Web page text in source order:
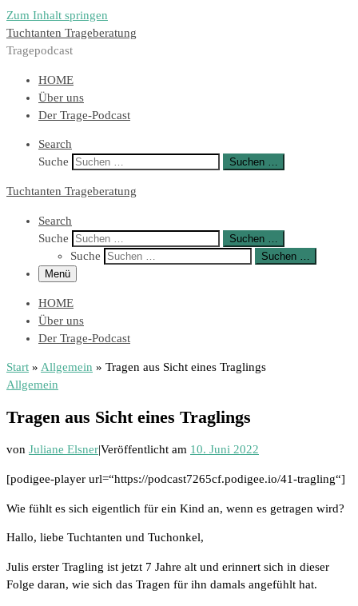
Zum Inhalt springen
Tuchtanten Trageberatung
Tragepodcast
HOME
Über uns
Der Trage-Podcast
Search
Suche
Suchen …
Tuchtanten Trageberatung
Search
Suche
Suchen …
Suche
Suchen …
Menü
HOME
Über uns
Der Trage-Podcast
Start » Allgemein » Tragen aus Sicht eines Traglings
Allgemein
Tragen aus Sicht eines Traglings
von Juliane Elsner|Veröffentlicht am 10. Juni 2022
[podigee-player url=“https://podcast7265cf.podigee.io/41-tragling“]
Wie fühlt es sich eigentlich für ein Kind an, wenn es getragen wird?
Hallo, liebe Tuchtanten und Tuchonkel,
Julis erster Tragling ist jetzt 7 Jahre alt und erinnert sich in dieser
Folge daran, wie sich das Tragen für ihn damals angefühlt hat.